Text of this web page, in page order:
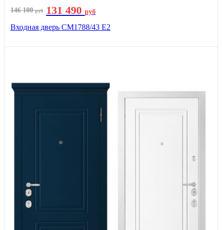
146 100руб 131 490 руб
Входная дверь СМ1788/43 E2